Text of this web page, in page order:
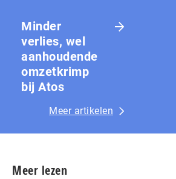
Minder
verlies, wel
aanhoudende
omzetkrimp
bij Atos
Meer artikelen
Meer lezen